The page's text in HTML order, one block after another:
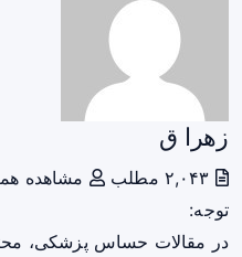
زهرا ق
مشاهده
توجه:
در مقالات حساس پزشکی،